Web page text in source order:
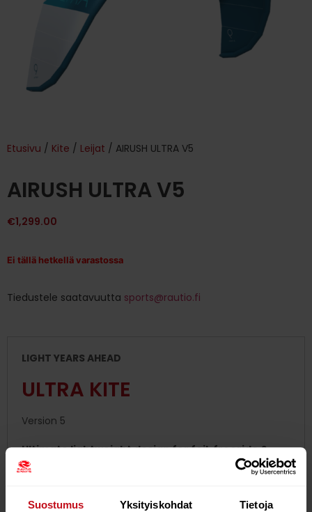
Suostumus Yksityiskohdat Tietoja
Etusivu / Kite / Leijat / AIRUSH ULTRA V5
AIRUSH ULTRA V5
€1,299.00
Ei tällä hetkellä varastossa
Tiedustele saatavuutta sports@rautio.fi
LIGHT YEARS AHEAD
ULTRA KITE
Version 5
Ultimate lightweight design for foil, freeride &
surf.
drive.